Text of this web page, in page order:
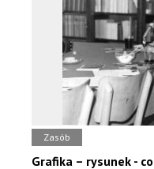
Zasób
Grafika – rysunek -